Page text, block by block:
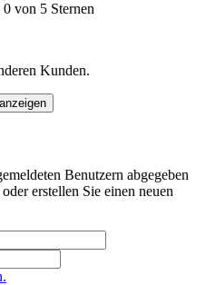
von 5 Sternen
Kunden.
Benutzern abgegeben
erstellen Sie einen neuen